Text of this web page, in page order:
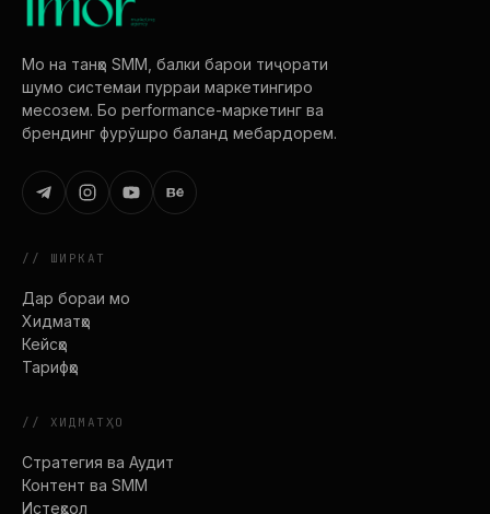
Мо на танҳо SMM, балки барои тиҷорати
шумо системаи пурраи маркетингиро
месозем. Бо performance-маркетинг ва
брендинг фурӯшро баланд мебардорем.
// ШИРКАТ
Дар бораи мо
Хидматҳо
Кейсҳо
Тарифҳо
// ХИДМАТҲО
Стратегия ва Аудит
Контент ва SMM
Истеҳсол